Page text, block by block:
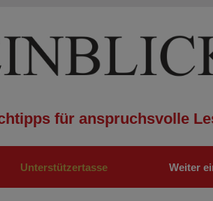
für anspruchsvolle
Unterstützertasse Weiter